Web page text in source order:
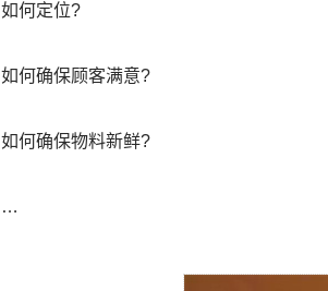
如何定位?
如何确保顾客满意?
如何确保物料新鲜?
…